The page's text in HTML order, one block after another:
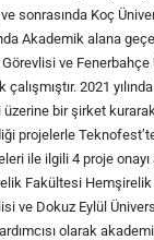
sonrasında Koç
Akademik alana
ve Fenerbahçe
2021
bir şirket
projelerle
ile ilgili 4 proje onayı
Fakültesi
ve Dokuz Eylül
olarak